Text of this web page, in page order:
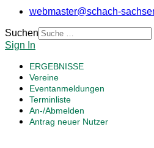
webmaster@schach-
Suchen
Sign In
ERGEBNISSE
Vereine
Eventanmeldungen
Terminliste
An-/Abmelden
Antrag neuer Nutzer